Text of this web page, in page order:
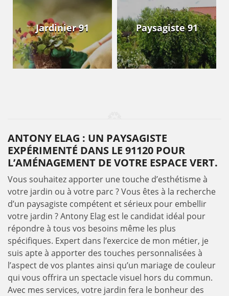
Jardinier 91 Paysagiste 91
ANTONY ELAG : UN PAYSAGISTE
EXPÉRIMENTÉ DANS LE 91120 POUR
L’AMÉNAGEMENT DE VOTRE ESPACE VERT.
Vous souhaitez apporter une touche d’esthétisme à
votre jardin ou à votre parc ? Vous êtes à la recherche
d’un paysagiste compétent et sérieux pour embellir
votre jardin ? Antony Elag est le candidat idéal pour
répondre à tous vos besoins même les plus
spécifiques. Expert dans l’exercice de mon métier, je
suis apte à apporter des touches personnalisées à
l’aspect de vos plantes ainsi qu’un mariage de couleur
qui vous offrira un spectacle visuel hors du commun.
Avec mes services, votre jardin fera le bonheur des